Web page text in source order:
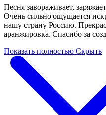
Песня завораживает,
Очень сильно ощущается
нашу страну Россию.
аранжировка. Спасибо за
Показать полностью Скрыть